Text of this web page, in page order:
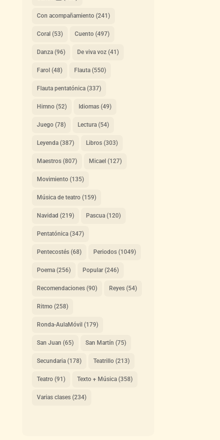
Con acompañamiento(241)
Coral (53) Cuento(497)
Danza(96) De viva voz(41)
Farol (48) Flauta(550)
Flauta pentatónica(337)
Himno(52) Idiomas(49)
Juego(78) Lectura(54)
Leyenda(387) Libros(303)
Maestros(807) Micael (127)
Movimiento(135)
Música de teatro(159)
Navidad (219) Pascua(120)
Pentatónica(347)
Pentecostés(68) Periodos(1049)
Poema(256) Popular(246)
Recomendaciones(90) Reyes(54)
Ritmo(258)
Ronda-AulaMóvil (179)
San Juan (65) San Martín (75)
Secundaria(178) Teatrillo(213)
Teatro(91) Texto + Música(358)
Varias clases(234)